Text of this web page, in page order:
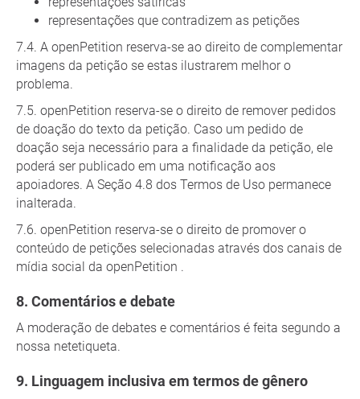
representações que contradizem as petições
A openPetition reserva-se ao direito de complementar
imagens da petição se estas ilustrarem melhor o
problema.
openPetition reserva-se o direito de remover pedidos
de doação do texto da petição. Caso um pedido de
doação seja necessário para a finalidade da petição, ele
poderá ser publicado em uma notificação aos
apoiadores. A Seção 4.8 dos Termos de Uso permanece
inalterada.
openPetition reserva-se o direito de promover o
conteúdo de petições selecionadas através dos canais de
mídia social da openPetition .
Comentários e debate
A moderação de debates e comentários é feita segundo a
nossa netetiqueta.
Linguagem inclusiva em termos de gênero